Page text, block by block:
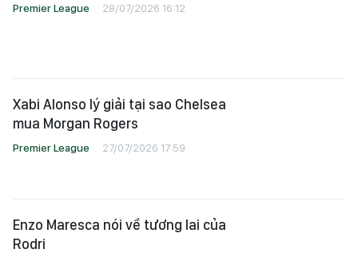
Premier League 28/07/2026 16:12
Xabi Alonso lý giải tại sao Chelsea
mua Morgan Rogers
Premier League 27/07/2026 17:59
Enzo Maresca nói về tương lai của
Rodri